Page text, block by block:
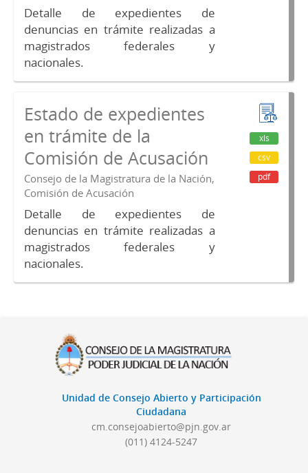
Detalle de expedientes de
denuncias en trámite realizadas a
magistrados federales y
nacionales.
Estado de expedientes
en trámite de la
Comisión de Acusación
Consejo de la Magistratura de la Nación,
Comisión de Acusación
Detalle de expedientes de
denuncias en trámite realizadas a
magistrados federales y
nacionales.
xls
csv
pdf
Unidad de Consejo Abierto y Participación
Ciudadana
cm.consejoabierto@pjn.gov.ar
(011) 4124-5247